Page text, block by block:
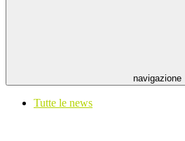
navigazione
Tutte le news